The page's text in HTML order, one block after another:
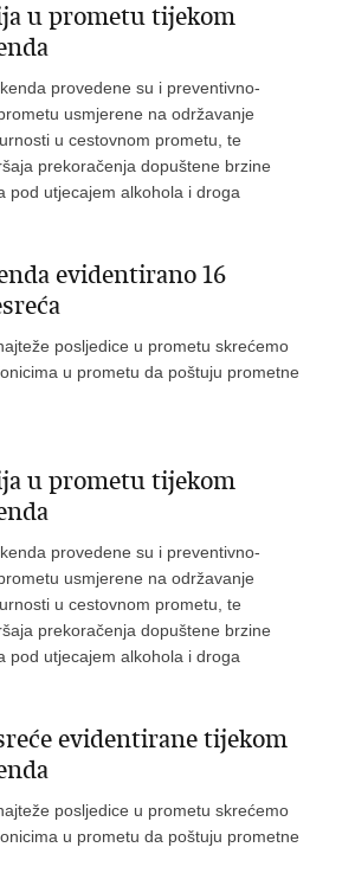
u prometu tijekom
provedene su i preventivno-
usmjerene na održavanje
u cestovnom prometu, te
prekoračenja dopuštene brzine
pod utjecajem alkohola i droga
evidentirano 16
posljedice u prometu skrećemo
u prometu da poštuju prometne
u prometu tijekom
provedene su i preventivno-
usmjerene na održavanje
u cestovnom prometu, te
prekoračenja dopuštene brzine
pod utjecajem alkohola i droga
evidentirane tijekom
posljedice u prometu skrećemo
u prometu da poštuju prometne